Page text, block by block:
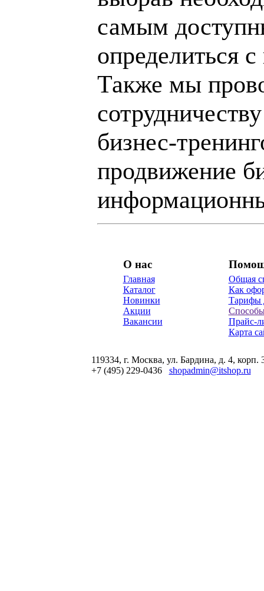
самым
определиться
Также мы
бизнес-
продвижение
О нас
Главная
Каталог
Новинки
Акции
Вакансии
Общая
Как
Тарифы
Прайс-
Карта
119334, г. Москва, ул. Бардина, д. 4, корп.
+7 (495) 229-0436 shopadmin@itshop.ru